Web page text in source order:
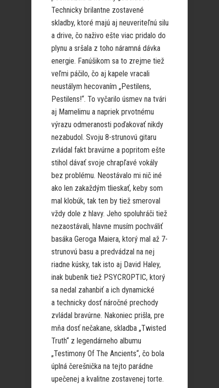
Technicky brilantne zostavené
skladby, ktoré majú aj neuveriteľnú silu
a drive, čo naživo ešte viac pridalo do
plynu a sršala z toho náramná dávka
energie. Fanúšikom sa to zrejme tiež
veľmi páčilo, čo aj kapele vracali
neustálym hecovaním „Pestilens,
Pestilens!“. To vyčarilo úsmev na tvári
aj Mamelimu a napriek prvotnému
výrazu odmeranosti poďakovať nikdy
nezabudol. Svoju 8-strunovú gitaru
zvládal fakt bravúrne a popritom ešte
stihol dávať svoje chrapľavé vokály
bez problému. Neostávalo mi nič iné
ako len zakaždým tlieskať, keby som
mal klobúk, tak ten by tiež smeroval
vždy dole z hlavy. Jeho spoluhráči tiež
nezaostávali, hlavne musím pochváliť
basáka Geroga Maiera, ktorý mal až 7-
strunovú basu a predvádzal na nej
riadne kúsky, tak isto aj David Haley,
inak bubeník tiež PSYCROPTIC, ktorý
sa nedal zahanbiť a ich dynamické
a technicky dosť náročné prechody
zvládal bravúrne. Nakoniec prišla, pre
mňa dosť nečakane, skladba „Twisted
Truth“ z legendárneho albumu
„Testimony Of The Ancients“, čo bola
úplná čerešnička na tejto parádne
upečenej a kvalitne zostavenej torte.